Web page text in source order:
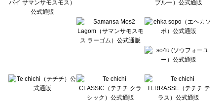
Wpc.（ワールドパーティー）の雑貨一覧